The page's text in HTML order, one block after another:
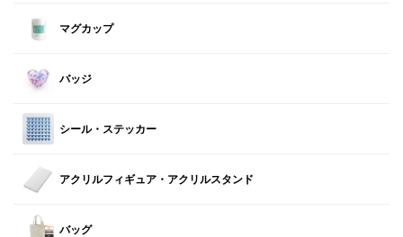
マグカップ
バッジ
シール・ステッカー
アクリルフィギュア・アクリルスタンド
バッグ